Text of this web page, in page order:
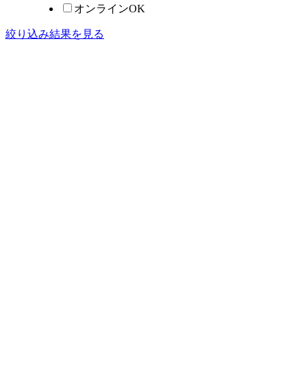
オンラインOK
絞り込み結果を見る